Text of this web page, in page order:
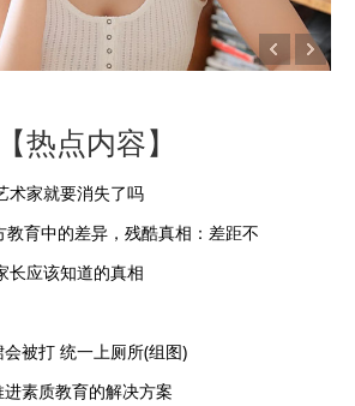
【热点内容】
术家就要消失了吗
育中的差异，残酷真相：差距不
长应该知道的真相
被打 统一上厕所(组图)
素质教育的解决方案